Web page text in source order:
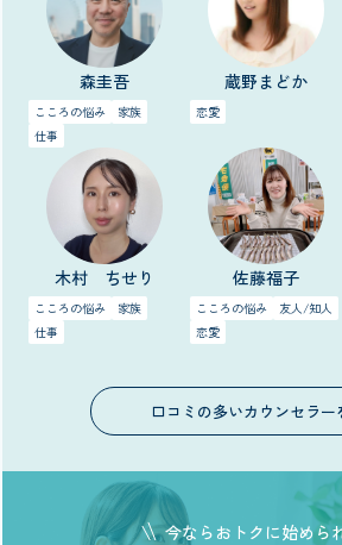
森圭吾
こころの悩み
家族
仕事
蔵野まどか
恋愛
木村 ちせり
こころの悩み
家族
仕事
佐藤福子
こころの悩み
友人/知人
恋愛
口コミの多いカウンセラー
今ならおトクに始めら